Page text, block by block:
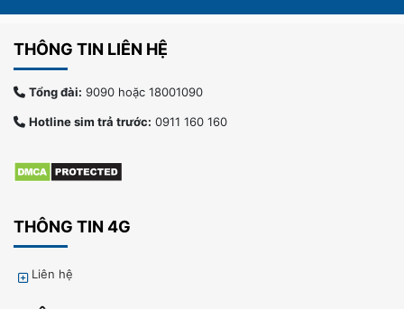
THÔNG TIN LIÊN HỆ
Tổng đài: 9090 hoặc 18001090
Hotline sim trả trước: 0911 160 160
THÔNG TIN 4G
Liên hệ